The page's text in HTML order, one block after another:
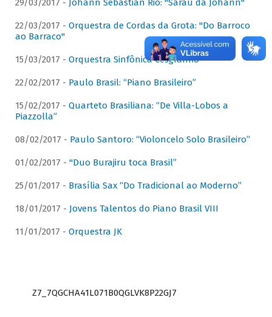
29/03/2017 - Johann Sebastian Rio: "Sarau da Johann"
22/03/2017 - Orquestra de Cordas da Grota: "Do Barroco
ao Barraco"
15/03/2017 - Orquestra Sinfônica Cesgranrio
22/02/2017 - Paulo Brasil: “Piano Brasileiro”
15/02/2017 - Quarteto Brasiliana: “De Villa-Lobos a
Piazzolla”
08/02/2017 - Paulo Santoro: “Violoncelo Solo Brasileiro”
01/02/2017 - "Duo Burajiru toca Brasil”
25/01/2017 - Brasília Sax “Do Tradicional ao Moderno”
18/01/2017 - Jovens Talentos do Piano Brasil VIII
11/01/2017 - Orquestra JK
Z7_7QGCHA41L071B0QGLVK8P22GJ7